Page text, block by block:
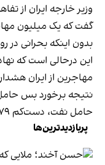
وزیر خارجه ایران از
گفت که یک میلیون
بدون اینکه بحرانی در
این درحالی است که
مهاجرین از ایران
نتیجه برخورد بس حامل
حامل نفت، دست‌کم ۷۹ نفر شامل زنان و کودکان جان باخته‌اند.
پربازدیدترین‌ها